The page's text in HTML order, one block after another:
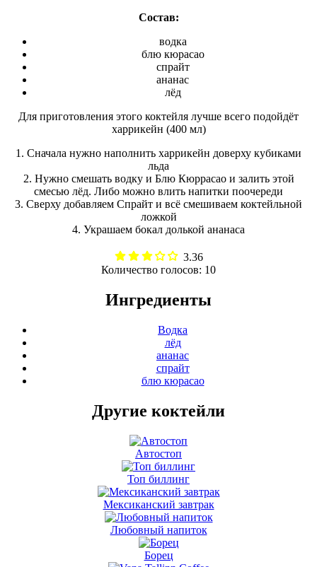
Состав:
водка
блю кюрасао
спрайт
ананас
лёд
Для приготовления этого коктейля лучше всего подойдёт
харрикейн (400 мл)
1. Сначала нужно наполнить харрикейн доверху кубиками
льда
2. Нужно смешать водку и Блю Кюррасао и залить этой
смесью лёд. Либо можно влить напитки поочереди
3. Сверху добавляем Спрайт и всё смешиваем коктейльной
ложкой
4. Украшаем бокал долькой ананаса
3.36
Количество голосов: 10
Ингредиенты
Водка
лёд
ананас
спрайт
блю кюрасао
Другие коктейли
Автостоп
Топ биллинг
Мексиканский завтрак
Любовный напиток
Борец